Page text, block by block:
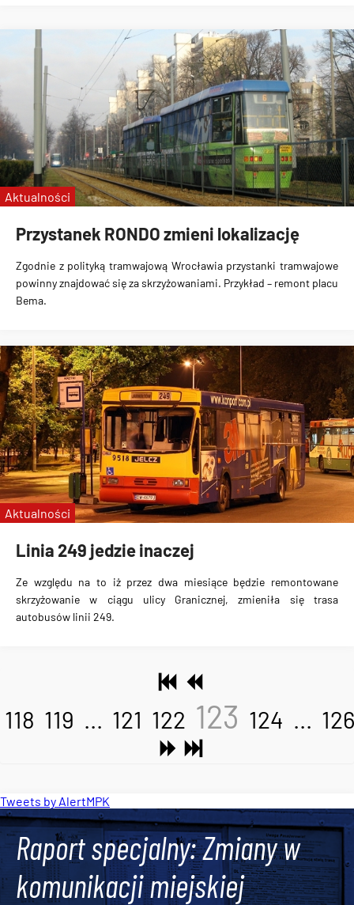
Przystanek RONDO zmieni lokalizację
Zgodnie z polityką tramwajową Wrocławia przystanki tramwajowe
powinny znajdować się za skrzyżowaniami. Przykład – remont placu
Bema.
Aktualności
Linia 249 jedzie inaczej
Ze względu na to iż przez dwa miesiące będzie remontowane
skrzyżowanie w ciągu ulicy Granicznej, zmieniła się trasa
autobusów linii 249.
Aktualności
118 119 ... 121 122 123 124 ... 126
Tweets by AlertMPK
Raport specjalny: Zmiany w
komunikacji miejskiej